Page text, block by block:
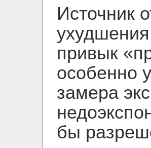
Источник
привык
особенно
замера
бы